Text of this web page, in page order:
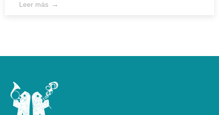
Leer más